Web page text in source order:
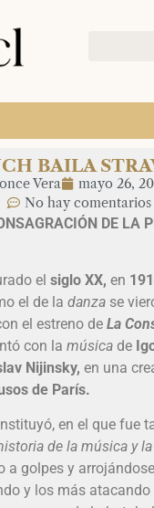
BAILA
Vera mayo 26,
No hay comentarios
DE LA
el siglo XX, en
el de la danza se
el estreno de La
con la música de
Nijinsky, en una
de París.
en el que fue
de la música y
a golpes y
y los más atacando